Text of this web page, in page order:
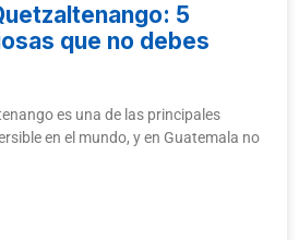
5
que no debes
es una de las principales
en el mundo, y en Guatemala no